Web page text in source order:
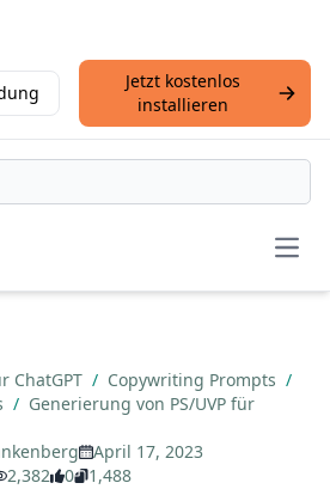
Jetzt kostenlos
installieren
ChatGPT / Copywriting Prompts /
/ Generierung von PS/UVP für
April 17, 2023
2,382
0 1,488